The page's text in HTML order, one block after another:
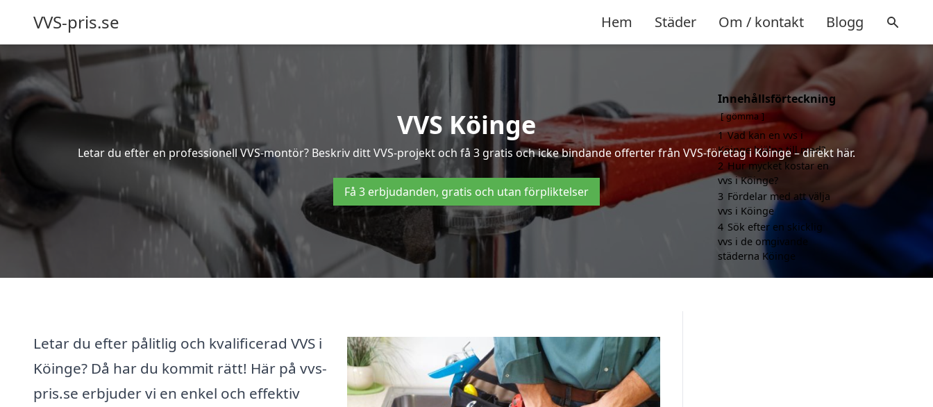
VVS-pris.se Hem Städer Om / kontakt Blogg
VVS Köinge
Letar du efter en professionell VVS-montör? Beskriv ditt VVS-projekt och få 3 gratis och icke bindande offerter från VVS-företag i Köinge – direkt här.
Få 3 erbjudanden, gratis och utan förpliktelser
Letar du efter pålitlig och kvalificerad VVS i
Köinge? Då har du kommit rätt! Här på vvs-
pris.se erbjuder vi en enkel och effektiv
Innehållsförteckning
gömma
1 Vad kan en vvs i
Köinge hjälpa till med?
2 Hur mycket kostar en
vvs i Köinge?
3 Fördelar med att välja
vvs i Köinge
4 Sök efter en skicklig
vvs i de omgivande
städerna Köinge